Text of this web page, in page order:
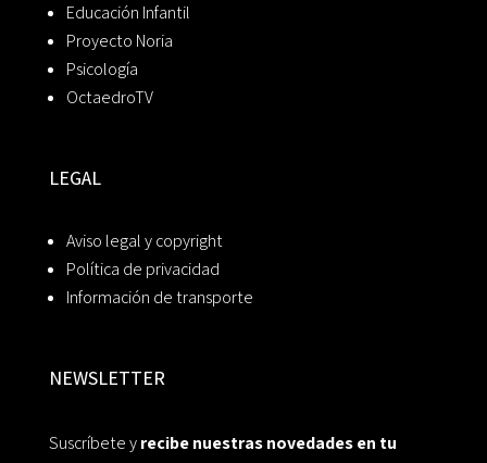
Educación Infantil
Proyecto Noria
Psicología
OctaedroTV
LEGAL
Aviso legal y copyright
Política de privacidad
Información de transporte
NEWSLETTER
Suscríbete yrecibe nuestras novedades en tu